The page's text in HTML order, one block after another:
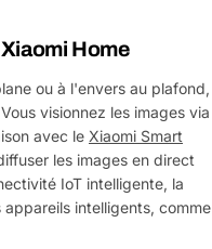
Home
ou à l'envers au plafond,
visionnez les images via
avec le Xiaomi Smart
les images en direct
IoT intelligente, la
intelligents, comme